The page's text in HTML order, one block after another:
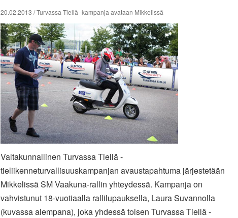
20.02.2013 / Turvassa Tiellä -kampanja avataan Mikkelissä
Valtakunnallinen Turvassa Tiellä -
tieliikenneturvallisuuskampanjan avaustapahtuma järjestetään
Mikkelissä SM Vaakuna-rallin yhteydessä. Kampanja on
vahvistunut 18-vuotiaalla rallilupauksella, Laura Suvannolla
(kuvassa alempana), joka yhdessä toisen Turvassa Tiellä -